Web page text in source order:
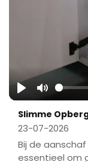
Play Mute
Slimme
23-07-2026
Bij de
essentieel om